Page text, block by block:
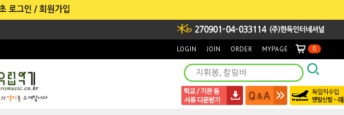
LOGIN JOIN ORDER MYPAGE 0